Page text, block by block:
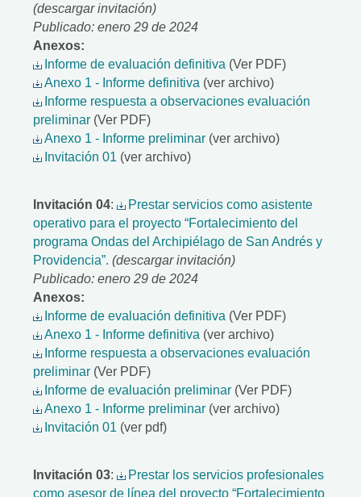
(descargar invitación)
Publicado: enero 29 de 2024
Anexos:
Informe de evaluación definitiva (Ver PDF)
Anexo 1 - Informe definitiva (ver archivo)
Informe respuesta a observaciones evaluación
preliminar(Ver PDF)
Anexo 1 - Informe preliminar(ver archivo)
Invitación 01 (ver archivo)
Invitación 04:
Prestar servicios como asistente
operativo para el proyecto “Fortalecimiento del
programa Ondas del Archipiélago de San Andrés y
Providencia”. (descargar invitación)
Publicado: enero 29 de 2024
Anexos:
Informe de evaluación definitiva (Ver PDF)
Anexo 1 - Informe definitiva (ver archivo)
Informe respuesta a observaciones evaluación
preliminar(Ver PDF)
Informe de evaluación preliminar(Ver PDF)
Anexo 1 - Informe preliminar(ver archivo)
Invitación 01 (ver pdf)
Invitación 03:
Prestar los servicios profesionales
como asesor de línea del proyecto “Fortalecimiento